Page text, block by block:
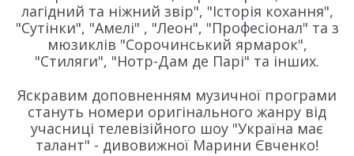
лагідний та ніжний звір", "Історія кохання",
"Сутінки", "Амелі" , "Леон", "Професіонал" та з
мюзиклів "Сорочинський ярмарок",
"Стиляги", "Нотр-Дам де Парі" та інших.
Яскравим доповненням музичної програми
стануть номери оригінального жанру від
учасниці телевізійного шоу "Україна має
талант" - дивовижної Марини Євченко!